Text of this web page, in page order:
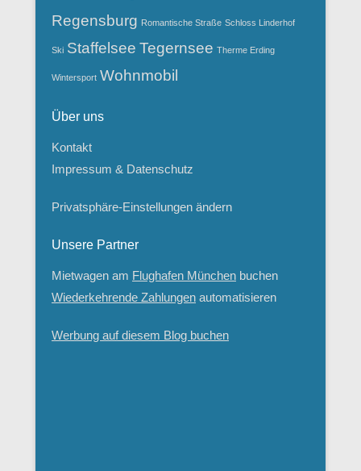
Regensburg Romantische Straße Schloss Linderhof
Ski Staffelsee Tegernsee Therme Erding
Wintersport Wohnmobil
Über uns
Kontakt
Impressum & Datenschutz
Privatsphäre-Einstellungen ändern
Unsere Partner
Mietwagen am Flughafen München buchen
Wiederkehrende Zahlungen automatisieren
Werbung auf diesem Blog buchen